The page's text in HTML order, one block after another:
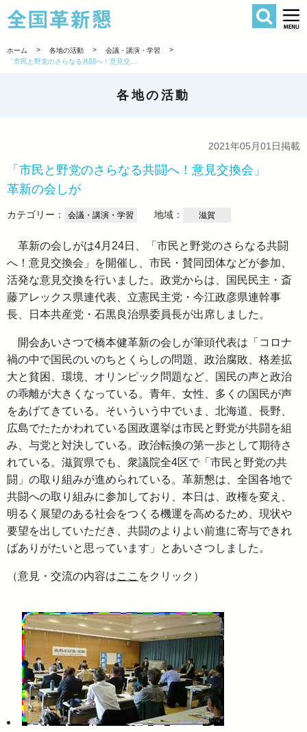
全国革新懇
検索
ホーム > 各地の活動 > 会議・講演・学習
>
各地の活動
2021年05月01日掲載
「市民と野党のさらなる共闘へ！意見交換会」
革新の会しが
カテゴリー： 会議・講演・学習 地域： 滋賀
革新の会しがは4月24日、「市民と野党のさらなる共闘
へ！意見交換会」を開催し、市民・賛同団体などが参加、
活発な意見交換を行いました。政党からは、国民民主・斎
藤アレックス県連代表、立憲民主党・今江政彦県連幹事
長、日本共産党・石黒良治県委員長が出席しました。
開会あいさつで橋本健革新の会しが筆頭代表は「コロナ
禍の中で国民のいのちとくらしの問題、政治腐敗、格差拡
大と貧困、環境、オリンピック問題など、国民の声と政治
の乖離が大きくなっている。青年、女性、多くの国民が声
をあげてきている。そいういう中でいま、北海道、長野、
広島でたたかわれている国政選挙は市民と野党が共闘を組
み、与党と対決している。政治転換の第一歩として期待さ
れている。滋賀県でも、衆議院全4区で「市民と野党の共
闘」の取り組みが進められている。革新懇は、全国各地で
共闘への取り組みに参加しており、本日は、政権を変え、
明るく展望のある社会をつくる機運を高めるため、現状や
要望を出していただき、共闘のよりよい前進に寄与できれ
ばありがたいと思っています」とあいさつしました。
（意見・交流の内容はここ をクリック）